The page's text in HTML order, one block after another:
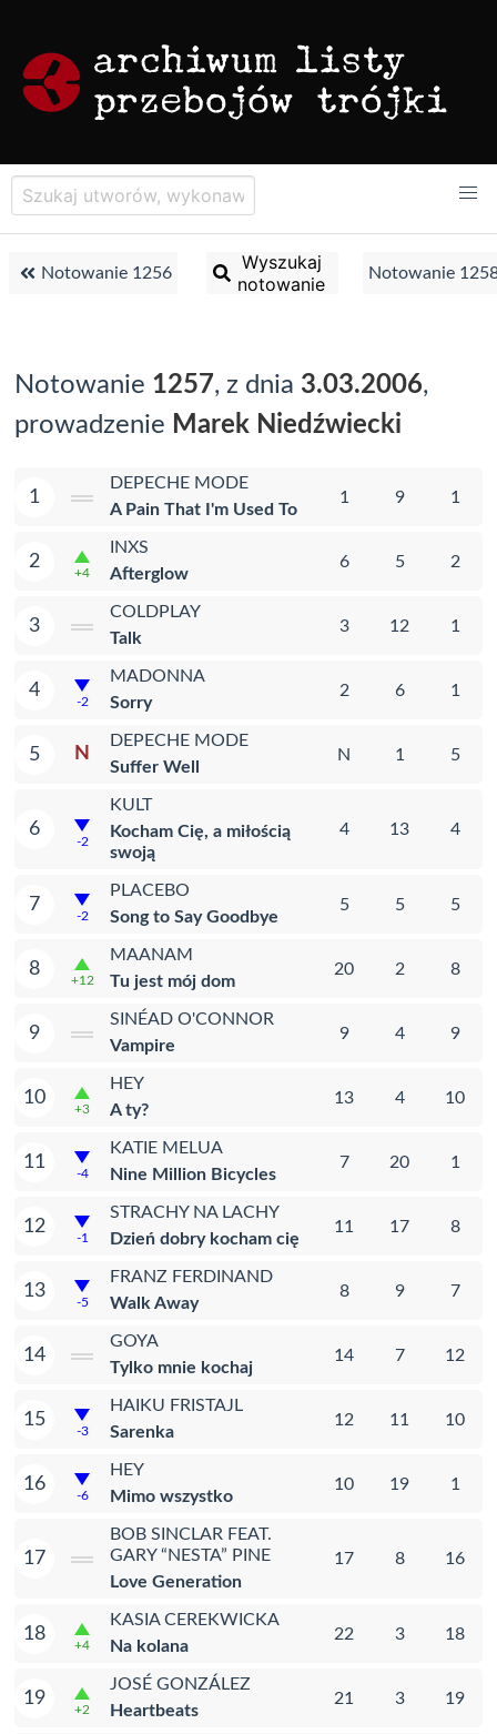
Notowanie 1256
Wyszukaj
notowanie
Notowanie
Notowanie 1257, z dnia 3.03.2006,
prowadzenie Marek Niedźwiecki
1
DEPECHE MODE
A Pain That I'm Used To
1 9 1
2
+4
INXS
Afterglow
6 5 2
3
COLDPLAY
Talk
3 12 1
4
-2
MADONNA
Sorry
2 6 1
5 N
DEPECHE MODE
Suffer Well
N 1 5
6
-2
KULT
Kocham Cię, a miłością
swoją
4 13 4
7
-2
PLACEBO
Song to Say Goodbye
5 5 5
8
+12
MAANAM
Tu jest mój dom
20 2 8
9
SINÉAD O'CONNOR
Vampire
9 4 9
10
+3
HEY
A ty?
13 4 10
11
-4
KATIE MELUA
Nine Million Bicycles
7 20 1
12
-1
STRACHY NA LACHY
Dzień dobry kocham cię
11 17 8
13
-5
FRANZ FERDINAND
Walk Away
8 9 7
14
GOYA
Tylko mnie kochaj
14 7 12
15
-3
HAIKU FRISTAJL
Sarenka
12 11 10
16
-6
HEY
Mimo wszystko
10 19 1
17
BOB SINCLAR FEAT.
GARY “NESTA” PINE
Love Generation
17 8 16
18
+4
KASIA CEREKWICKA
Na kolana
22 3 18
19
+2
JOSÉ GONZÁLEZ
Heartbeats
21 3 19